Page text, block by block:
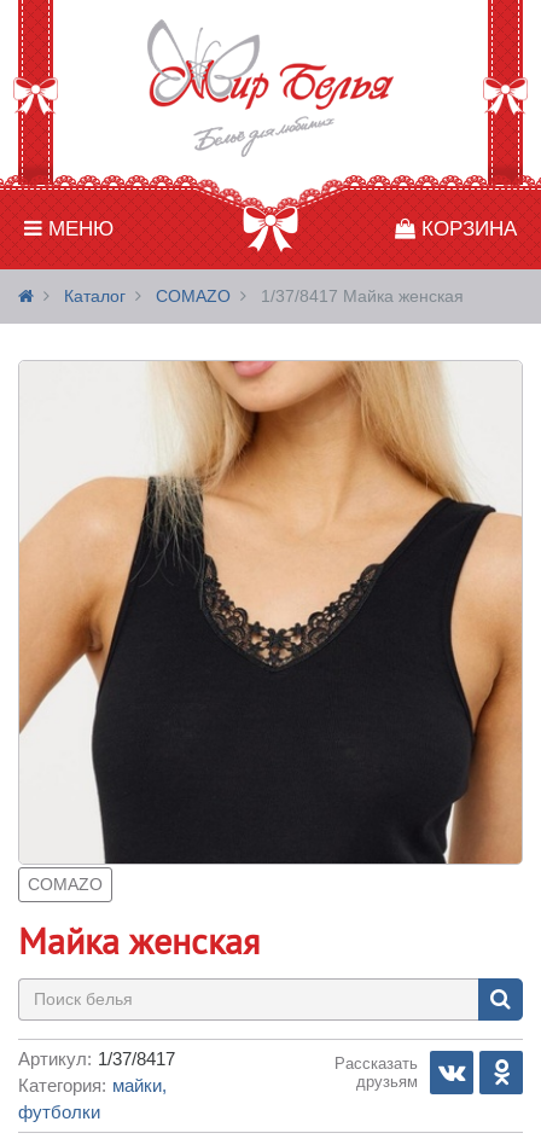
МЕНЮ КОРЗИНА
Каталог COMAZO 1/37/8417 Майка женская
COMAZO
Майка женская
Артикул: 1/37/8417
Категория: майки,
футболки
Рассказать
друзьям